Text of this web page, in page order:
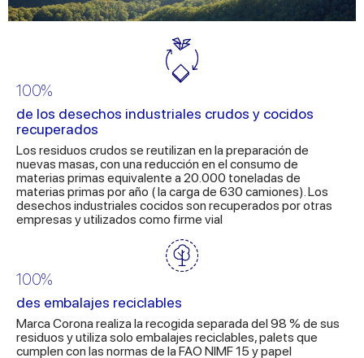
100%
de los desechos industriales crudos y cocidos
recuperados
Los residuos crudos se reutilizan en la preparación de
nuevas masas, con una reducción en el consumo de
materias primas equivalente a 20.000 toneladas de
materias primas por año ( la carga de 630 camiones). Los
desechos industriales cocidos son recuperados por otras
empresas y utilizados como firme vial
100%
des embalajes reciclables
Marca Corona realiza la recogida separada del 98 % de sus
residuos y utiliza solo embalajes reciclables, palets que
cumplen con las normas de la FAO NIMF 15 y papel